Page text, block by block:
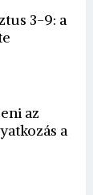
3-9: a
az
a